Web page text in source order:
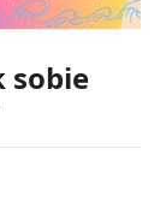
sobie